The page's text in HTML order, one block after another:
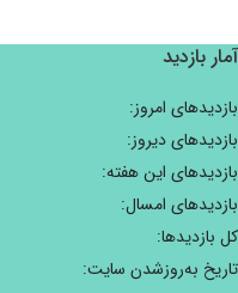
آمار بازدید
بازدیدهای امروز:
بازدیدهای دیروز:
بازدیدهای این هفته:
بازدیدهای امسال:
کل بازدیدها:
تاریخ به‌روزشدن سایت: